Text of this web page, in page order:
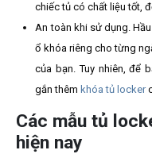
chiếc tủ có chất liệu tốt,
An toàn khi sử dụng.
ổ khóa riêng cho từng
của bạn. Tuy nhiên, để
gắn thêm khóa tủ locker
Các mẫu tủ
hiện nay